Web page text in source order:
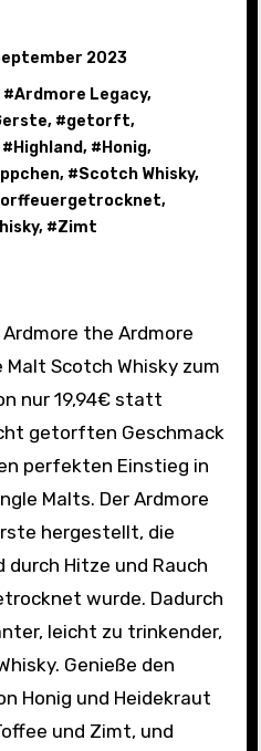
2023
#Ardmore Legacy,
, #getorft,
# Highland, # Honig,
, #Scotch Whisky,
,
, #Zimt
Malt Scotch Whisky zum
nur 19,94€ statt
getorften Geschmack
perfekten Einstieg in
Malts. Der Ardmore
hergestellt, die
durch Hitze und Rauch
wurde. Dadurch
leicht zu trinkender,
Genieße den
Honig und Heidekraut
und Zimt, und